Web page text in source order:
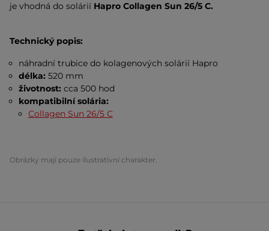
je vhodná do solárií Hapro Collagen Sun 26/5 C.
Technický popis:
náhradní trubice do kolagenových solárií Hapro
délka:520 mm
životnost:cca 500 hod
kompatibilní solária:
Collagen Sun 26/5 C
Obrázky mají pouze ilustrativní charakter.